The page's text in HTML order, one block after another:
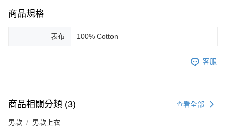
商品規格
表布 100% Cotton
客服
商品相關分類 (3) 查看全部
男款 男款上衣